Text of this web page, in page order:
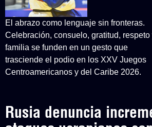
El abrazo como lenguaje sin fronteras.
Celebración, consuelo, gratitud, respeto
familia se funden en un gesto que
trasciende el podio en los XXV Juegos
Centroamericanos y del Caribe 2026.
Rusia denuncia